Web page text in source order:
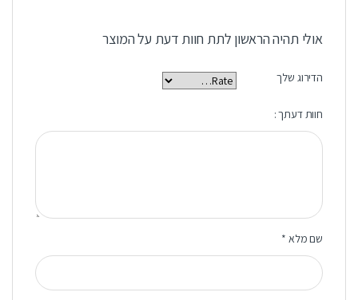
אולי תהיה הראשון לתת חוות דעת על המוצר
הדירוג שלך
חוות דעתך :
שם מלא *